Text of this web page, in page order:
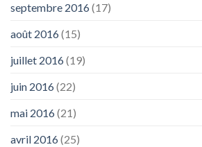
septembre 2016(17)
août 2016(15)
juillet 2016(19)
juin 2016(22)
mai 2016(21)
avril 2016(25)